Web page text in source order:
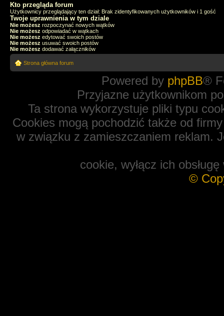
Kto przegląda forum
Użytkownicy przeglądający ten dział: Brak zidentyfikowanych użytkowników i 1 gość
Twoje uprawnienia w tym dziale
Nie możesz rozpoczynać nowych wątków
Nie możesz odpowiadać w wątkach
Nie możesz edytować swoich postów
Nie możesz usuwać swoich postów
Nie możesz dodawać załączników
Strona główna forum
Powered by phpBB®
Przyjazne użytkownikom
Ta strona wykorzystuje pliki typu
Cookies mogą pochodzić także od
w związku z zamieszczaniem reklam.
cookie, wyłącz ich
©